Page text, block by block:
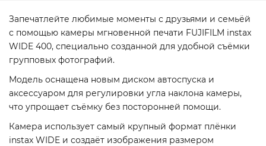
Запечатлейте любимые моменты с друзьями и семьёй
с помощью камеры мгновенной печати FUJIFILM instax
WIDE 400, специально созданной для удобной съёмки
групповых фотографий.
Модель оснащена новым диском автоспуска и
аксессуаром для регулировки угла наклона камеры,
что упрощает съёмку без посторонней помощи.
Камера использует самый крупный формат плёнки
instax WIDE и создаёт изображения размером